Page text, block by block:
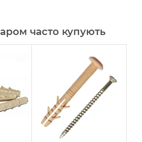
часто купують